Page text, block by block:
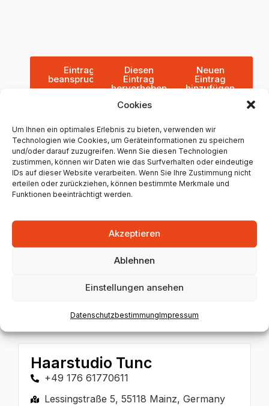
Cookies
Um Ihnen ein optimales Erlebnis zu bieten, verwenden wir
Technologien wie Cookies, um Geräteinformationen zu speichern
und/oder darauf zuzugreifen. Wenn Sie diesen Technologien
zustimmen, können wir Daten wie das Surfverhalten oder eindeutige
IDs auf dieser Website verarbeiten. Wenn Sie Ihre Zustimmung nicht
erteilen oder zurückziehen, können bestimmte Merkmale und
Funktionen beeinträchtigt werden.
Akzeptieren
Ablehnen
Einstellungen ansehen
DatenschutzbestimmungImpressum
Eintrag
beanspruchen
Diesen
Eintrag
hervorheben
Neuen
Eintrag
hinzufügen
Weitere Friseure in Mainz
FREYSTIL-FRISEURE
+49 6131 2111463
Spritzengasse 1, 55116 Mainz, Germany
308 Google Bewertungen
Unternehmen anzeigen
Haarstudio Tunc
+49 176 61770611
Lessingstraße 5, 55118 Mainz, Germany